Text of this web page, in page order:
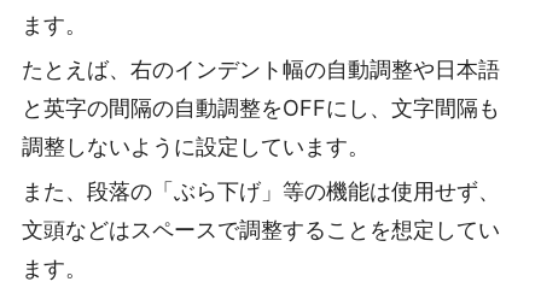
ます。
たとえば、右のインデント幅の自動調整や日本語
と英字の間隔の自動調整をOFFにし、文字間隔も
調整しないように設定しています。
また、段落の「ぶら下げ」等の機能は使用せず、
文頭などはスペースで調整することを想定してい
ます。